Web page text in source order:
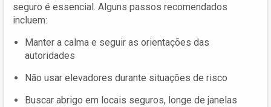
seguro é essencial. Alguns passos recomendados
incluem:
Manter a calma e seguir as orientações das
autoridades
Não usar elevadores durante situações de risco
Buscar abrigo em locais seguros, longe de janelas